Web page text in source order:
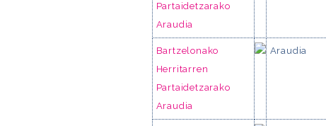
Partaidetzarako
Araudia
Bartzelonako
Herritarren
Partaidetzarako
Araudia
Araudia